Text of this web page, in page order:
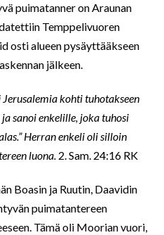
puimatanner on Araunan
Temppelivuoren
osti alueen pysäyttääkseen
jälkeen.
kohti tuhotakseen
sanoi enkelille, joka tuhosi
Herran enkeli oli silloin
luona. 2. Sam. 24:16 RK
Boasin ja Ruutin, Daavidin
puimatantereen
Tämä oli Moorian vuori,